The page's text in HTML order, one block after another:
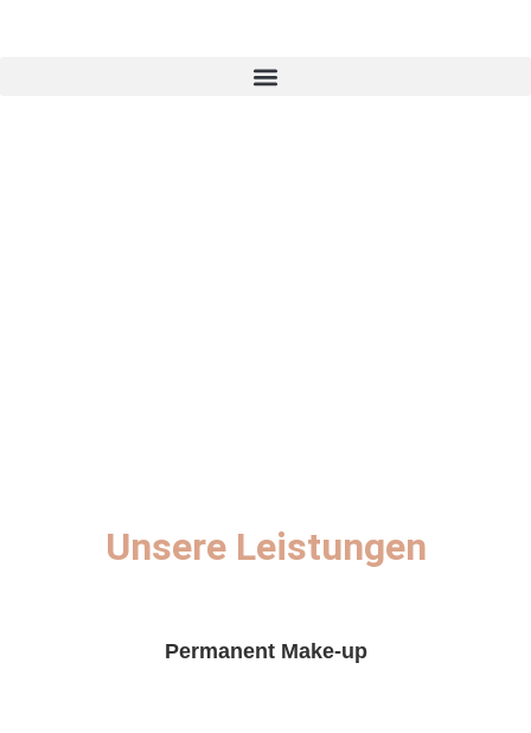
Unsere Leistungen
Permanent Make-up